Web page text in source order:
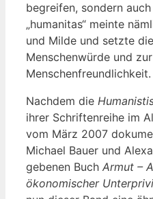
begrei­fen, son­dern
„huma­ni­tas“ mein­te
und Mil­de und setz­te
Men­schen­wür­de und zur
Menschenfreundlichkeit.
Nach­dem die
ihrer Schrif­ten­rei­he im
vom März 2007
Micha­el Bau­er und
ge­be­nen Buch Armut –
öko­no­mi­scher